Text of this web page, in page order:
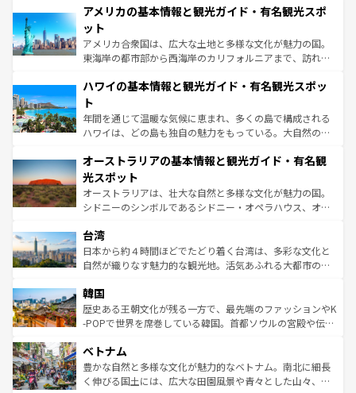
ンツ一覧を参照してほしい。
の建物がそのまま残る町や、スイスならではのユニークな
博物館もあり、アルプス観光だけでなく町歩きも満喫する
ことができる。国民の所得が高いため物価も高いが、旅行
者向けの交通パス提供のサービスもあり、うまく活用すれ
着のスイス情報はコンテンツ一覧を参照してほしい。
アメリカの基本情報と観光ガイド・有名観光スポ
ット
アメリカ合衆国は、広大な土地と多様な文化が魅力の国。
東海岸の都市部から西海岸のカリフォルニアまで、訪れる
のような巨大都市は、観光、ショッピング、エンターテイ
ンメントが詰まった刺激的なスポットだ。一方、アメリカ
西部には大自然が広がり、グランドキャニオンやイエロー
ストーン国立公園といった絶景が堪能できる。さらに、南
文化が魅力。旅行者はアメリカの各地域で異なる魅力を楽
しみながら、その多様性と豊かな歴史を感じることができ
るだろう。車でのロードトリップや列車の旅も、アメリカ
ならではの贅沢な旅のスタイルだ。 なお、新着のアメリカ
情報は コンテンツ一覧 を参照してほしい。
ハワイの基本情報と観光ガイド・有名観光スポッ
ト
年間を通じて温暖な気候に恵まれ、多くの島で構成される
ハワイは、どの島も独自の魅力をもっている。大自然の神
ワイ島は見逃せない。また、定番の観光地といえばオアフ
島だが、静かな自然を求めるならマウイ島やカウアイ島が
おすすめ。エメラルドグリーンに輝く海をはじめ、豊かな
文化や歴史が息づいている。「アロハスピリット」と呼ば
人々、おいしいローカルフードやハワイアンミュージッ
ク、伝統的なフラダンスなど、すべてがハワイの魅力を彩
っている。訪れるたびに新しい発見と感動が待っているハ
はコンテンツ一覧
オーストラリアの基本情報と観光ガイド・有名観
光スポット
オーストラリアは、壮大な自然と多様な文化が魅力の国。
シドニーのシンボルであるシドニー・オペラハウス、オー
リアリーフや大陸中央部にそびえるウルル（エアーズロッ
ク）、タスマニアの美しい原生林やケアンズの熱帯雨林な
ど、見どころがたくさん。また、カフェやワイン、オージ
いる。アクティビティも充実しており、サーフィンやダイ
ビング、ハイキングなど、アウトドア好きにはたまらな
い。オーストラリアの多彩な魅力を存分に味わいつくそ
参照してほしい。
台湾
日本から約４時間ほどでたどり着く台湾は、多彩な文化と
自然が織りなす魅力的な観光地。活気あふれる大都市の台
ン）、静ひつな山岳地帯である台湾東部など、都市の喧騒
と山間の静けさが共存しており、訪れる人に新しい発見と
驚きをもたらしてくれる。また、奥深い台湾の食文化も魅
容にもいいと評判のスイーツなど、バラエティ豊かな料理
が味わえる。 なお、新着の台湾情報は コンテンツ一覧を参
照してほしい。
韓国
歴史ある王朝文化が残る一方で、最先端のファッションやK
-POPで世界を席巻している韓国。首都ソウルの宮殿や伝統
き、地方に足を延ばせば四季折々の自然美を楽しむことが
できる。そして、キムチや焼肉、絶品のストリートフード
まで、さまざまな韓国料理が待っている。夜には、韓国な
ベトナム
豊かな自然と多様な文化が魅力的なベトナム。南北に細長
く伸びる国土には、広大な田園風景や青々とした山々、世